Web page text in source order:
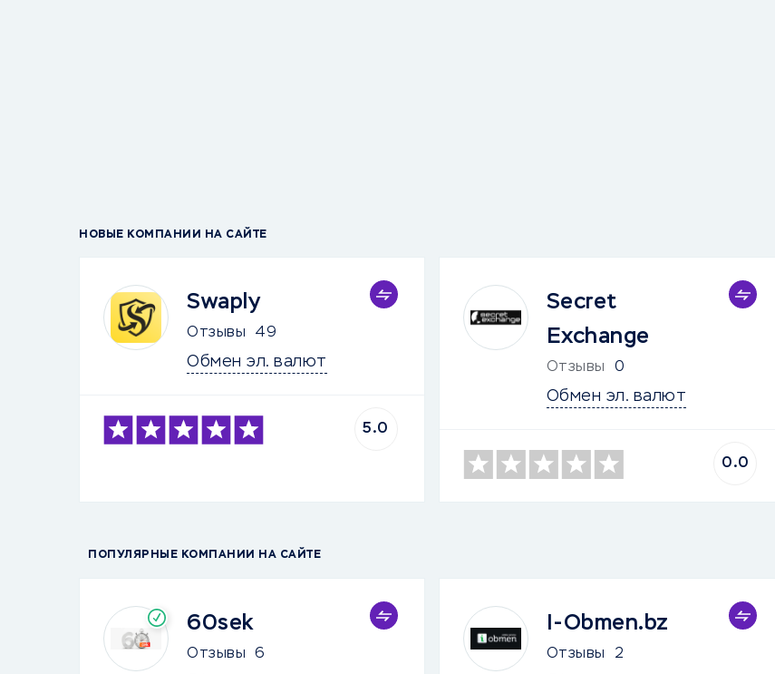
НОВЫЕ КОМПАНИИ НА САЙТЕ
Swaply
Отзывы 49
Обмен эл. валют
5.0
Secret
Exchange
Отзывы 0
Обмен эл. валют
0.0
ПОПУЛЯРНЫЕ КОМПАНИИ НА САЙТЕ
60sek
Отзывы 6
I-Obmen.bz
Отзывы 2